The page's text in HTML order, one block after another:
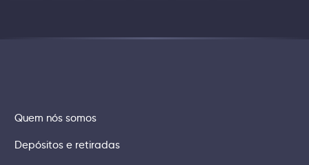
Quem nós somos
Depósitos e retiradas